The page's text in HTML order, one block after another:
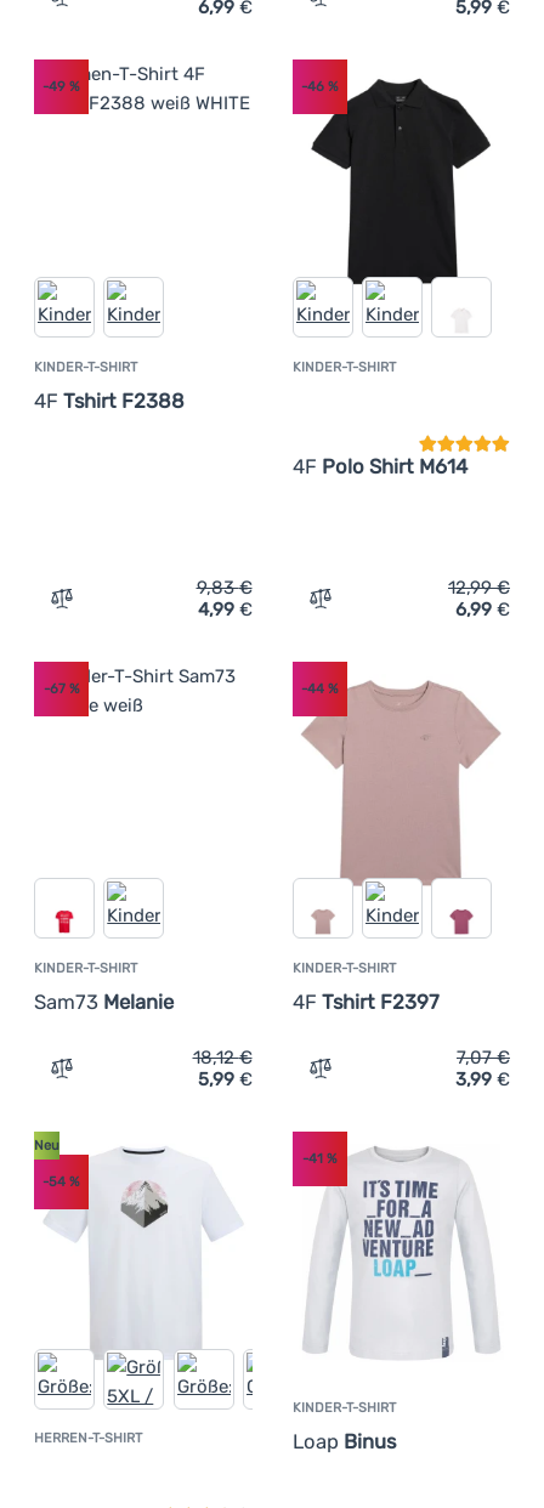
Zum Vergleich 'Damen-T-Shirt 4F Tshirt F2350'
6,99 € Zum Vergleich 'Kinder-T-
5,99 €
KINDER-T-SHIRT
4F Tshirt F2388
-49 %
Zum Vergleich 'Kinder-T-Shirt 4F Tshirt F2388'
9,83€
4,99 €
KINDER-T-SHIRT
4F Polo Shirt M614
-46%
Zum Vergleich 'Kinder-T-
12,99€
6,99 €
KINDER-T-SHIRT
Sam73 Melanie
-67%
Zum Vergleich 'Kinder-T-Shirt Sam73 Melanie'
18,12€
5,99 €
KINDER-T-SHIRT
4F Tshirt F2397
-44%
Zum Vergleich 'Kinder-T-
7,07€
3,99 €
HERREN-T-SHIRT Kundenbewertung
Neu
-54 %
KINDER-T-SHIRT
Loap Binus
-41 %